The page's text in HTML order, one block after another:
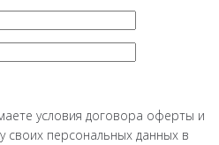
условия договора оферты и
своих персональных данных в